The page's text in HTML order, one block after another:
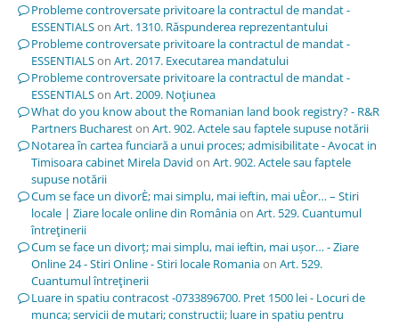
Probleme controversate privitoare la contractul de mandat -
ESSENTIALSon Art. 1310. Răspunderea reprezentantului
Probleme controversate privitoare la contractul de mandat -
ESSENTIALSon Art. 2017. Executarea mandatului
Probleme controversate privitoare la contractul de mandat -
ESSENTIALSon Art. 2009. Noţiunea
What do you know about the Romanian land book registry? - R&R
Partners Buchareston Art. 902. Actele sau faptele supuse notării
Notarea în cartea funciară a unui proces; admisibilitate - Avocat in
Timisoara cabinet Mirela David on Art. 902. Actele sau faptele
supuse notării
Cum se face un divorÈ; mai simplu, mai ieftin, mai uÈor… – Stiri
locale | Ziare locale online din Româniaon Art. 529. Cuantumul
întreţinerii
Cum se face un divorț; mai simplu, mai ieftin, mai ușor… - Ziare
Online 24 - Stiri Online - Stiri locale Romaniaon Art. 529.
Cuantumul întreţinerii
Luare in spatiu contracost -0733896700. Pret 1500 lei - Locuri de
munca; servicii de mutari; constructii; luare in spatiu pentru